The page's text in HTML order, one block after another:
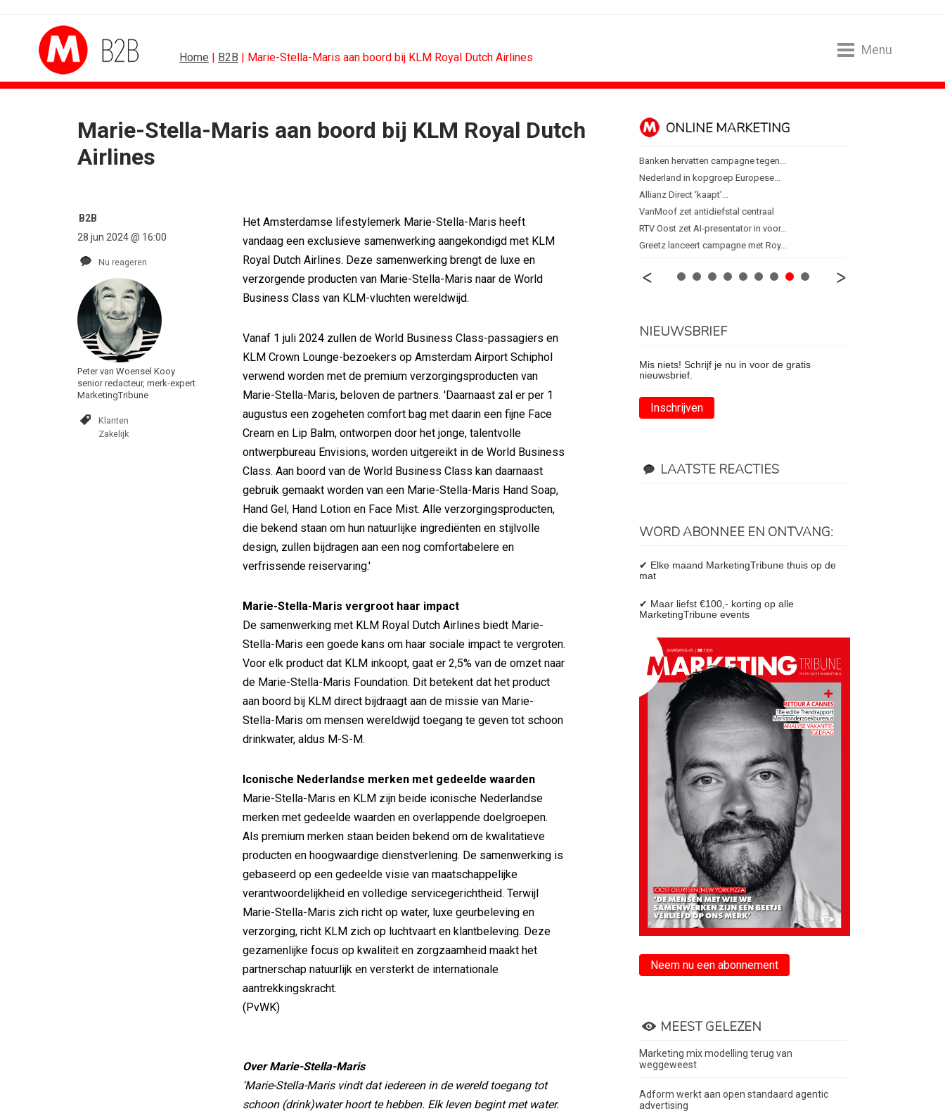
Home | B2B | Marie-Stella-Maris aan boord bij KLM Royal Dutch Airlines
Menu
Marie-Stella-Maris aan boord bij KLM Royal Dutch
Airlines
B2B
28 jun 2024 @ 16:00
Nu reageren
Peter van Woensel Kooy
senior redacteur, merk-expert
MarketingTribune
Klanten
Zakelijk
Het Amsterdamse lifestylemerk Marie-Stella-Maris heeft
vandaag een exclusieve samenwerking aangekondigd met KLM
Royal Dutch Airlines. Deze samenwerking brengt de luxe en
verzorgende producten van Marie-Stella-Maris naar de World
Business Class van KLM-vluchten wereldwijd.
Vanaf 1 juli 2024 zullen de World Business Class-passagiers en
KLM Crown Lounge-bezoekers op Amsterdam Airport Schiphol
verwend worden met de premium verzorgingsproducten van
Marie-Stella-Maris, beloven de partners. 'Daarnaast zal er per 1
augustus een zogeheten comfort bag met daarin een fijne Face
Cream en Lip Balm, ontworpen door het jonge, talentvolle
ontwerpbureau Envisions, worden uitgereikt in de World Business
Class. Aan boord van de World Business Class kan daarnaast
gebruik gemaakt worden van een Marie-Stella-Maris Hand Soap,
Hand Gel, Hand Lotion en Face Mist. Alle verzorgingsproducten,
die bekend staan om hun natuurlijke ingrediënten en stijlvolle
design, zullen bijdragen aan een nog comfortabelere en
verfrissende reiservaring.'
Marie-Stella-Maris vergroot haar impact
De samenwerking met KLM Royal Dutch Airlines biedt Marie-
Stella-Maris een goede kans om haar sociale impact te vergroten.
Voor elk product dat KLM inkoopt, gaat er 2,5% van de omzet naar
de Marie-Stella-Maris Foundation. Dit betekent dat het product
aan boord bij KLM direct bijdraagt aan de missie van Marie-
Stella-Maris om mensen wereldwijd toegang te geven tot schoon
drinkwater, aldus M-S-M.
Iconische Nederlandse merken met gedeelde waarden
Marie-Stella-Maris en KLM zijn beide iconische Nederlandse
merken met gedeelde waarden en overlappende doelgroepen.
Als premium merken staan beiden bekend om de kwalitatieve
producten en hoogwaardige dienstverlening. De samenwerking is
gebaseerd op een gedeelde visie van maatschappelijke
verantwoordelijkheid en volledige servicegerichtheid. Terwijl
Marie-Stella-Maris zich richt op water, luxe geurbeleving en
verzorging, richt KLM zich op luchtvaart en klantbeleving. Deze
gezamenlijke focus op kwaliteit en zorgzaamheid maakt het
partnerschap natuurlijk en versterkt de internationale
aantrekkingskracht.
(PvWK)
Over Marie-Stella-Maris
'Marie-Stella-Maris vindt dat iedereen in de wereld toegang tot
schoon (drink)water hoort te hebben. Elk leven begint met water.
DESIGN
PRO bouwt identiteit rond Groene Roos
Porsche kiest emotie boven features
Studenten filteren sigaret uit iconen
FOOD EN RETAIL
FSIN: Nederlanders eten uitbundiger...
[column] Wordt AI-labeling de...
MEDIA
Ster start Goede Loeki
Margriet van der Linden blijft...
ONLINE MARKETING
Banken hervatten campagne tegen...
Nederland in kopgroep Europese...
Allianz Direct ‘kaapt’...
VanMoof zet antidiefstal centraal
RTV Oost zet AI-presentator in voor...
Greetz lanceert campagne met Roy...
Tata Consultancy
NIEUWSBRIEF
Mis niets! Schrijf je nu in voor de gratis
nieuwsbrief.
Inschrijven
LAATSTE REACTIES
WORD ABONNEE EN ONTVANG:
✔ Elke maand MarketingTribune thuis op de
mat
✔ Maar liefst €100,- korting op alle
MarketingTribune events
Neem nu een abonnement
MEEST GELEZEN
Marketing mix modelling terug van
weggeweest
Adform werkt aan open standaard agentic
advertising